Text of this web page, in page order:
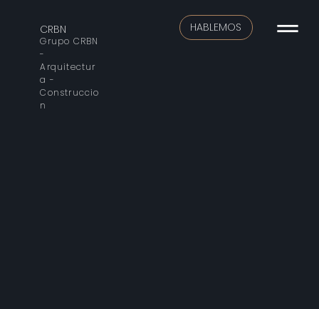
CRBN
Grupo CRBN
-
Arquitectur
a -
Construccio
n
HABLEMOS